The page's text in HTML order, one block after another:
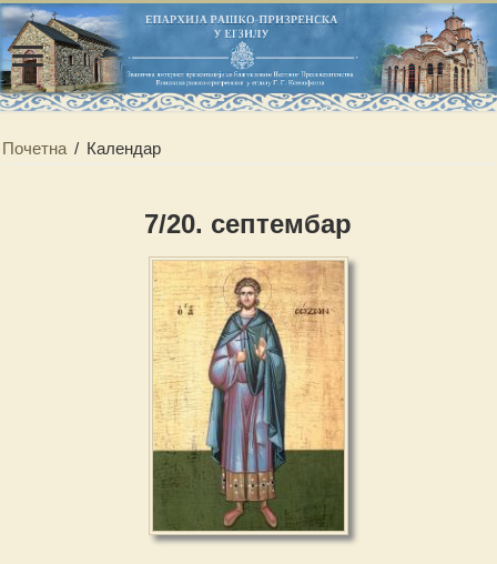
Почетна / Календар
7/20. септембар